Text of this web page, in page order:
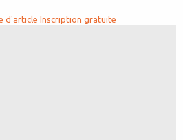
d'article Inscription gratuite